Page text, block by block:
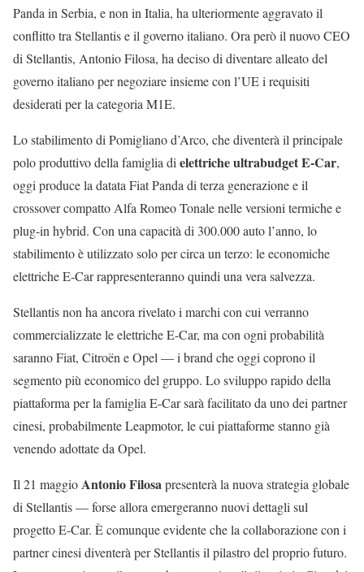
Panda in Serbia, e non in Italia, ha ulteriormente aggravato il
conflitto tra Stellantis e il governo italiano. Ora però il nuovo CEO
di Stellantis, Antonio Filosa, ha deciso di diventare alleato del
governo italiano per negoziare insieme con l’UE i requisiti
desiderati per la categoria M1E.
Lo stabilimento di Pomigliano d’Arco, che diventerà il principale
polo produttivo della famiglia dielettriche ultrabudget E-Car,
oggi produce la datata Fiat Panda di terza generazione e il
crossover compatto Alfa Romeo Tonale nelle versioni termiche e
plug-in hybrid. Con una capacità di 300.000 auto l’anno, lo
stabilimento è utilizzato solo per circa un terzo: le economiche
elettriche E-Car rappresenteranno quindi una vera salvezza.
Stellantis non ha ancora rivelato i marchi con cui verranno
commercializzate le elettriche E-Car, ma con ogni probabilità
saranno Fiat, Citroën e Opel — i brand che oggi coprono il
segmento più economico del gruppo. Lo sviluppo rapido della
piattaforma per la famiglia E-Car sarà facilitato da uno dei partner
cinesi, probabilmente Leapmotor, le cui piattaforme stanno già
venendo adottate da Opel.
Il 21 maggioAntonio Filosapresenterà la nuova strategia globale
di Stellantis — forse allora emergeranno nuovi dettagli sul
progetto E-Car. È comunque evidente che la collaborazione con i
partner cinesi diventerà per Stellantis il pilastro del proprio futuro.